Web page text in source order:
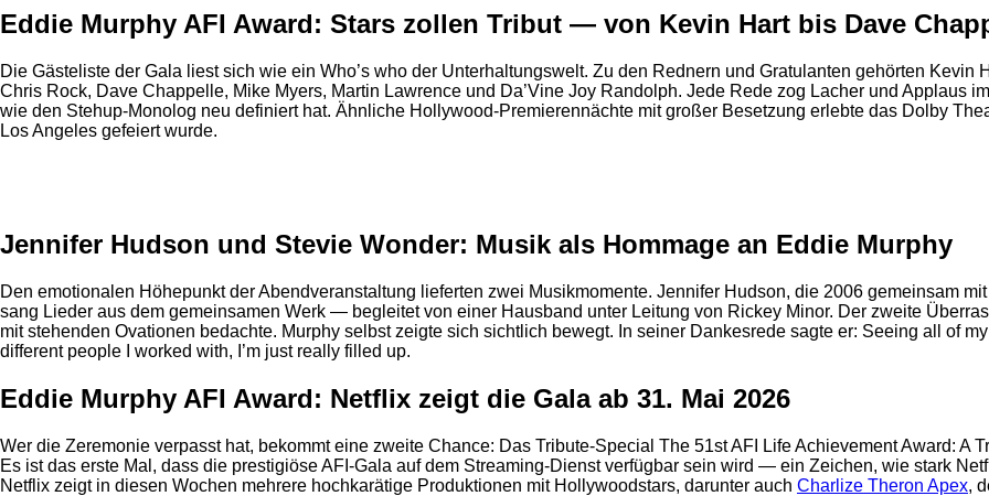
Eddie Murphy AFI Award: Stars zollen Tribut — von Kevin Hart bis Dave
Die Gästeliste der Gala liest sich wie ein Who’s who der Unterhaltungswelt. Zu den Rednern und Gratulanten gehörten Kevin
Chris Rock, Dave Chappelle, Mike Myers, Martin Lawrence und Da’Vine Joy Randolph. Jede Rede zog Lacher und Applaus
wie den Stehup-Monolog neu definiert hat. Ähnliche Hollywood-Premierennächte mit großer Besetzung erlebte das Dolby
Los Angeles gefeiert wurde.
Jennifer Hudson und Stevie Wonder: Musik als Hommage an Eddie Murphy
Den emotionalen Höhepunkt der Abendveranstaltung lieferten zwei Musikmomente. Jennifer Hudson, die 2006 gemeinsam
sang Lieder aus dem gemeinsamen Werk — begleitet von einer Hausband unter Leitung von Rickey Minor. Der zweite
mit stehenden Ovationen bedachte. Murphy selbst zeigte sich sichtlich bewegt. In seiner Dankesrede sagte er: Seeing all of
different people I worked with, I’m just really filled up.
Eddie Murphy AFI Award: Netflix zeigt die Gala ab 31. Mai 2026
Wer die Zeremonie verpasst hat, bekommt eine zweite Chance: Das Tribute-Special The 51st AFI Life Achievement Award: A
Es ist das erste Mal, dass die prestigiöse AFI-Gala auf dem Streaming-Dienst verfügbar sein wird — ein Zeichen, wie stark
Netflix zeigt in diesen Wochen mehrere hochkarätige Produktionen mit Hollywoodstars, darunter auch Charlize Theron Apex,